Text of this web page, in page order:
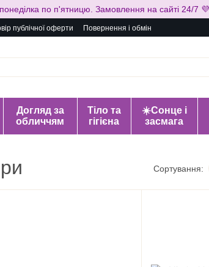
по п'ятницю. Замовлення на сайті 24/7 💜
публічної оферти Повернення і обмін
Догляд за
обличчям
Тіло та
гігієна
☀️Сонце і
засмага
Сортування: